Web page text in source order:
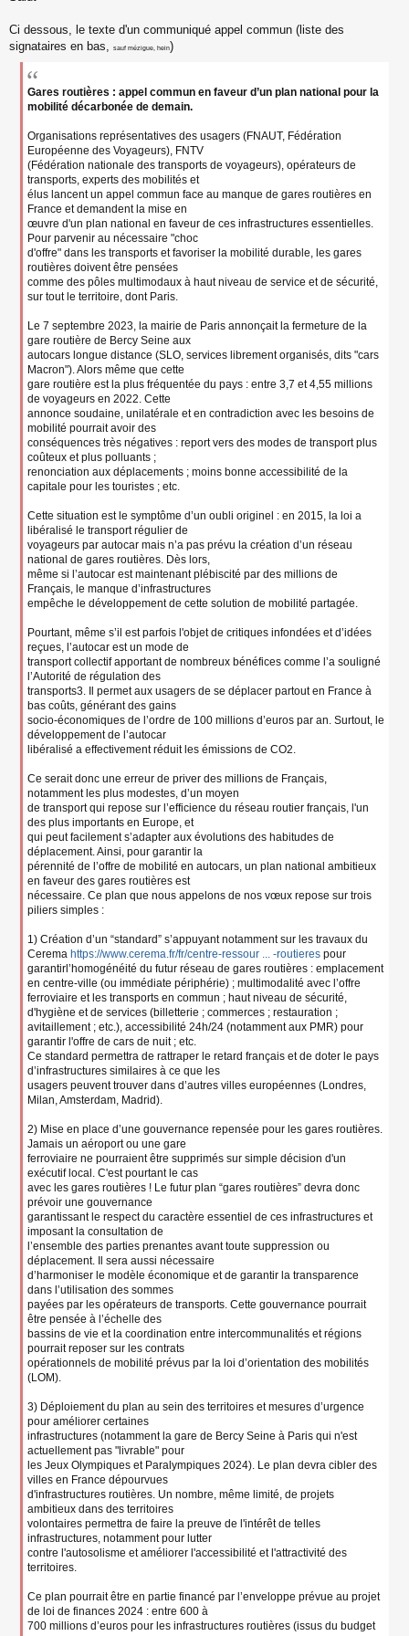
g
Ci dessous, le texte d'un communiqué appel commun (liste des
signataires en bas,
sauf mézigue, hein)
Gares routières : appel commun en faveur d’un plan national pour la
mobilité décarbonée de demain.
Organisations représentatives des usagers (FNAUT, Fédération
Européenne des Voyageurs), FNTV
(Fédération nationale des transports de voyageurs), opérateurs de
transports, experts des mobilités et
élus lancent un appel commun face au manque de gares routières en
France et demandent la mise en
œuvre d'un plan national en faveur de ces infrastructures essentielles.
Pour parvenir au nécessaire "choc
d'offre" dans les transports et favoriser la mobilité durable, les gares
routières doivent être pensées
comme des pôles multimodaux à haut niveau de service et de sécurité,
sur tout le territoire, dont Paris.
Le 7 septembre 2023, la mairie de Paris annonçait la fermeture de la
gare routière de Bercy Seine aux
autocars longue distance (SLO, services librement organisés, dits "cars
Macron"). Alors même que cette
gare routière est la plus fréquentée du pays : entre 3,7 et 4,55 millions
de voyageurs en 2022. Cette
annonce soudaine, unilatérale et en contradiction avec les besoins de
mobilité pourrait avoir des
conséquences très négatives : report vers des modes de transport plus
coûteux et plus polluants ;
renonciation aux déplacements ; moins bonne accessibilité de la
capitale pour les touristes ; etc.
Cette situation est le symptôme d’un oubli originel : en 2015, la loi a
libéralisé le transport régulier de
voyageurs par autocar mais n’a pas prévu la création d’un réseau
national de gares routières. Dès lors,
même si l’autocar est maintenant plébiscité par des millions de
Français, le manque d’infrastructures
empêche le développement de cette solution de mobilité partagée.
Pourtant, même s’il est parfois l'objet de critiques infondées et d’idées
reçues, l’autocar est un mode de
transport collectif apportant de nombreux bénéfices comme l’a souligné
l’Autorité de régulation des
transports3. Il permet aux usagers de se déplacer partout en France à
bas coûts, générant des gains
socio-économiques de l’ordre de 100 millions d’euros par an. Surtout, le
développement de l’autocar
libéralisé a effectivement réduit les émissions de CO2.
Ce serait donc une erreur de priver des millions de Français,
notamment les plus modestes, d’un moyen
de transport qui repose sur l’efficience du réseau routier français, l'un
des plus importants en Europe, et
qui peut facilement s’adapter aux évolutions des habitudes de
déplacement. Ainsi, pour garantir la
pérennité de l’offre de mobilité en autocars, un plan national ambitieux
en faveur des gares routières est
nécessaire. Ce plan que nous appelons de nos vœux repose sur trois
piliers simples :
1) Création d’un “standard” s’appuyant notamment sur les travaux du
Cerema https://www.cerema.fr/fr/centre-ressour ... -routieres pour
garantirl’homogénéité du futur réseau de gares routières : emplacement
en centre-ville (ou immédiate périphérie) ; multimodalité avec l’offre
ferroviaire et les transports en commun ; haut niveau de sécurité,
d'hygiène et de services (billetterie ; commerces ; restauration ;
avitaillement ; etc.), accessibilité 24h/24 (notamment aux PMR) pour
garantir l'offre de cars de nuit ; etc.
Ce standard permettra de rattraper le retard français et de doter le pays
d’infrastructures similaires à ce que les
usagers peuvent trouver dans d’autres villes européennes (Londres,
Milan, Amsterdam, Madrid).
2) Mise en place d’une gouvernance repensée pour les gares routières.
Jamais un aéroport ou une gare
ferroviaire ne pourraient être supprimés sur simple décision d'un
exécutif local. C'est pourtant le cas
avec les gares routières ! Le futur plan “gares routières” devra donc
prévoir une gouvernance
garantissant le respect du caractère essentiel de ces infrastructures et
imposant la consultation de
l’ensemble des parties prenantes avant toute suppression ou
déplacement. Il sera aussi nécessaire
d’harmoniser le modèle économique et de garantir la transparence
dans l’utilisation des sommes
payées par les opérateurs de transports. Cette gouvernance pourrait
être pensée à l’échelle des
bassins de vie et la coordination entre intercommunalités et régions
pourrait reposer sur les contrats
opérationnels de mobilité prévus par la loi d’orientation des mobilités
(LOM).
3) Déploiement du plan au sein des territoires et mesures d’urgence
pour améliorer certaines
infrastructures (notamment la gare de Bercy Seine à Paris qui n'est
actuellement pas "livrable" pour
les Jeux Olympiques et Paralympiques 2024). Le plan devra cibler des
villes en France dépourvues
d'infrastructures routières. Un nombre, même limité, de projets
ambitieux dans des territoires
volontaires permettra de faire la preuve de l'intérêt de telles
infrastructures, notamment pour lutter
contre l'autosolisme et améliorer l'accessibilité et l'attractivité des
territoires.
Ce plan pourrait être en partie financé par l’enveloppe prévue au projet
de loi de finances 2024 : entre 600 à
700 millions d’euros pour les infrastructures routières (issus du budget